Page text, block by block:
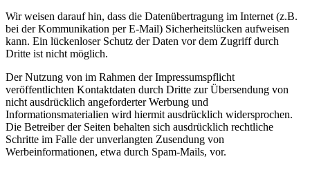
Wir weisen darauf hin, dass die Datenübertragung im Internet (z.B.
bei der Kommunikation per E-Mail) Sicherheitslücken aufweisen
kann. Ein lückenloser Schutz der Daten vor dem Zugriff durch
Dritte ist nicht möglich.
Der Nutzung von im Rahmen der Impressumspflicht
veröffentlichten Kontaktdaten durch Dritte zur Übersendung von
nicht ausdrücklich angeforderter Werbung und
Informationsmaterialien wird hiermit ausdrücklich widersprochen.
Die Betreiber der Seiten behalten sich ausdrücklich rechtliche
Schritte im Falle der unverlangten Zusendung von
Werbeinformationen, etwa durch Spam-Mails, vor.